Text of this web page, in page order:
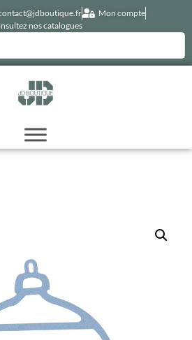
Mon compte
nos catalogues